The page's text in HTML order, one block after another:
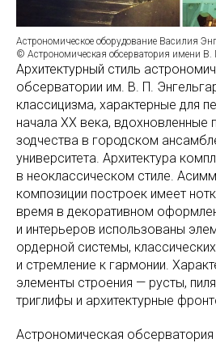
Астрономическое оборудование Василия
© Астрономическая обсерватория имени В.
Архитектурный стиль
обсерватории им. В. П.
классицизма, характерные для
начала XX века,
зодчества в городском
университета. Архитектура
в неоклассическом стиле.
композиции построек имеет
время в декоративном
и интерьеров использованы
ордерной системы,
и стремление к гармонии.
элементы строения — русты,
триглифы и архитектурные
Астрономическая обсерватория